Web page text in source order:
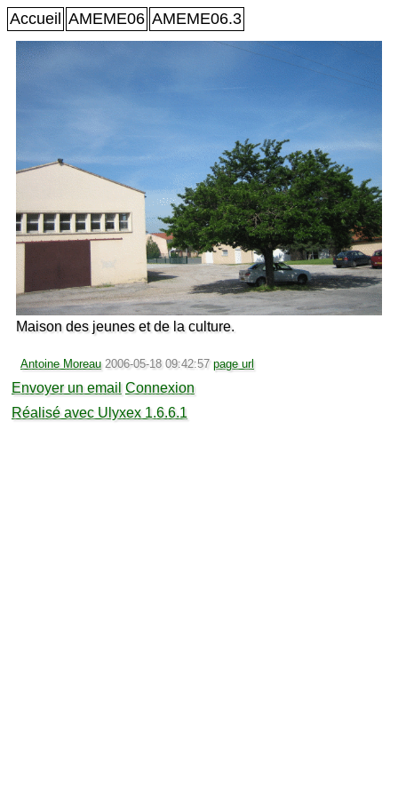
Accueil AMEME06 AMEME06.3
Maison des jeunes et de la culture.
Antoine Moreau 2006-05-18 09:42:57 page url
Envoyer un email Connexion
Réalisé avec Ulyxex 1.6.6.1